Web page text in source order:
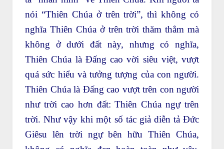
nói “Thiên Chúa ở trên trời”, thì không có
nghĩa Thiên Chúa ở trên trời thăm thẳm mà
không ở dưới đất này, nhưng có nghĩa,
Thiên Chúa là Đấng cao vời siêu việt, vượt
quá sức hiểu và tưởng tượng của con người.
Thiên Chúa là Đấng cao vượt trên con người
như trời cao hơn đất: Thiên Chúa ngự trên
trời. Như vậy khi một số tác giả diễn tả Đức
Giêsu lên trời ngự bên hữu Thiên Chúa,